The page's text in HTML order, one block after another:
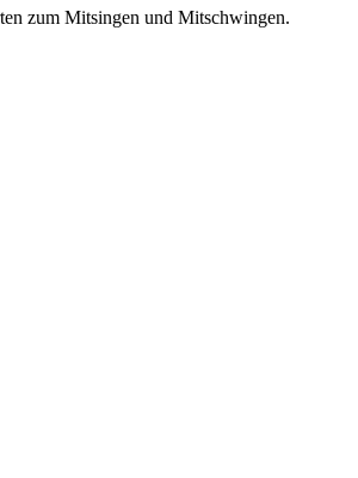
zum Mitsingen und Mitschwingen.